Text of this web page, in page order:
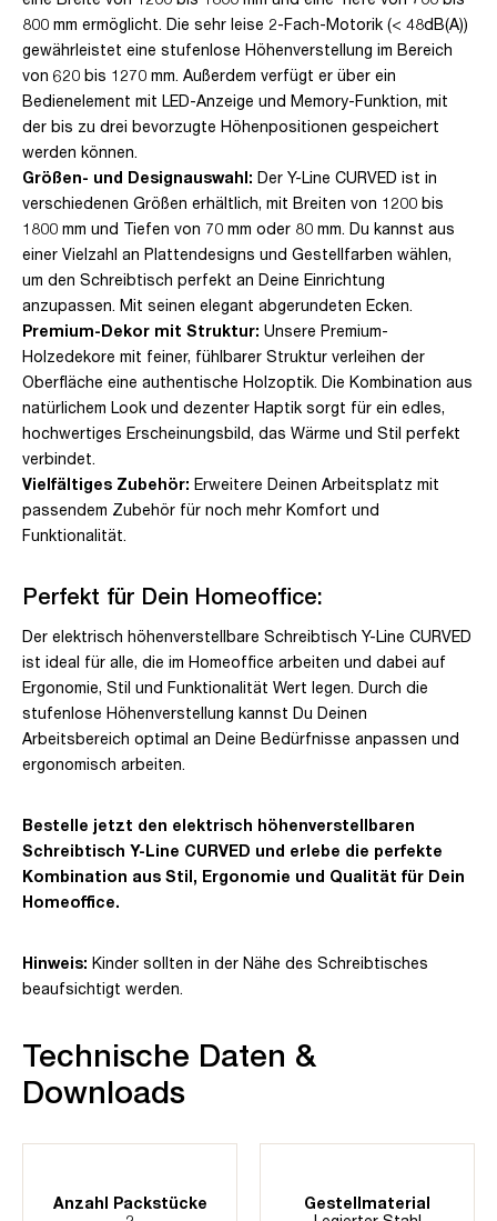
800 mm ermöglicht. Die sehr leise 2-Fach-Motorik (< 48dB(A))
gewährleistet eine stufenlose Höhenverstellung im Bereich
von 620 bis 1270 mm. Außerdem verfügt er über ein
Bedienelement mit LED-Anzeige und Memory-Funktion, mit
der bis zu drei bevorzugte Höhenpositionen gespeichert
werden können.
Größen- und Designauswahl: Der Y-Line CURVED ist in
verschiedenen Größen erhältlich, mit Breiten von 1200 bis
1800 mm und Tiefen von 70 mm oder 80 mm. Du kannst aus
einer Vielzahl an Plattendesigns und Gestellfarben wählen,
um den Schreibtisch perfekt an Deine Einrichtung
anzupassen. Mit seinen elegant abgerundeten Ecken.
Premium-Dekor mit Struktur: Unsere Premium-
Holzedekore mit feiner, fühlbarer Struktur verleihen der
Oberfläche eine authentische Holzoptik. Die Kombination aus
natürlichem Look und dezenter Haptik sorgt für ein edles,
hochwertiges Erscheinungsbild, das Wärme und Stil perfekt
verbindet.
Vielfältiges Zubehör: Erweitere Deinen Arbeitsplatz mit
passendem Zubehör für noch mehr Komfort und
Funktionalität.
Perfekt für Dein Homeoffice:
Der elektrisch höhenverstellbare Schreibtisch Y-Line CURVED
ist ideal für alle, die im Homeoffice arbeiten und dabei auf
Ergonomie, Stil und Funktionalität Wert legen. Durch die
stufenlose Höhenverstellung kannst Du Deinen
Arbeitsbereich optimal an Deine Bedürfnisse anpassen und
ergonomisch arbeiten.
Bestelle jetzt den elektrisch höhenverstellbaren
Schreibtisch Y-Line CURVED und erlebe die perfekte
Kombination aus Stil, Ergonomie und Qualität für Dein
Homeoffice.
Hinweis: Kinder sollten in der Nähe des Schreibtisches
beaufsichtigt werden.
Technische Daten &
Downloads
Anzahl Packstücke
Gestellmaterial